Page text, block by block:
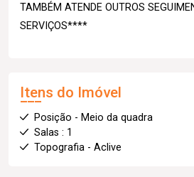
TAMBÉM ATENDE OUTROS
SERVIÇOS****
Itens do Imóvel
Posição - Meio da quadra
Salas : 1
Topografia - Aclive